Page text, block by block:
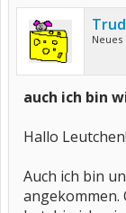
Neues
auch ich bin
Hallo Leutchen!
Auch ich bin